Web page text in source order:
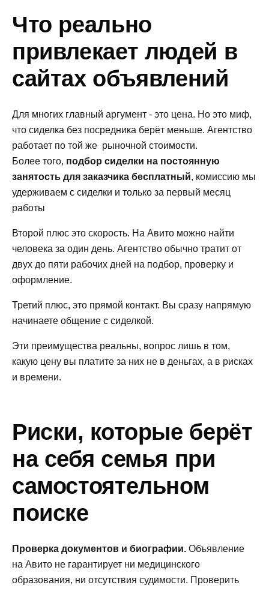
Что реально
привлекает людей в
сайтах объявлений
Для многих главный аргумент - это цена. Но это миф,
что сиделка без посредника берёт меньше. Агентство
работает по той же рыночной стоимости.
Более того, подбор сиделки на постоянную
занятость для заказчика бесплатный, комиссию мы
удерживаем с сиделки и только за первый месяц
работы
Второй плюс это скорость. На Авито можно найти
человека за один день. Агентство обычно тратит от
двух до пяти рабочих дней на подбор, проверку и
оформление.
Третий плюс, это прямой контакт. Вы сразу напрямую
начинаете общение с сиделкой.
Эти преимущества реальны, вопрос лишь в том,
какую цену вы платите за них не в деньгах, а в рисках
и времени.
Риски, которые берёт
на себя семья при
самостоятельном
поиске
Проверка документов и биографии. Объявление
на Авито не гарантирует ни медицинского
образования, ни отсутствия судимости. Проверить